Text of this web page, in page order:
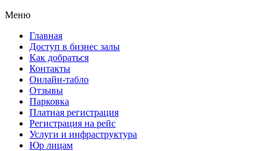
Меню
Главная
Доступ в бизнес залы
Как добраться
Контакты
Онлайн-табло
Отзывы
Парковка
Платная регистрация
Регистрация на рейс
Услуги и инфраструктура
Юр лицам